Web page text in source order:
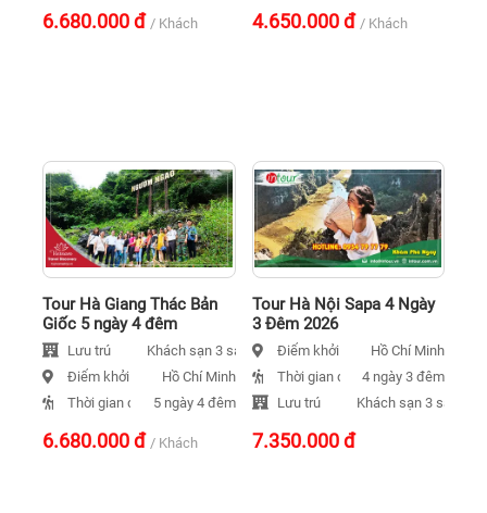
6.680.000đ / Khách 4.650.000đ / Khách
Tour Hà Giang Thác Bản
Giốc 5 ngày 4 đêm
Lưu trú
Khách sạn 3 sao
Điểm khởi hành Hồ Chí Minh
Thời gian đi
5 ngày 4 đêm
6.680.000đ / Khách
Tour Hà Nội Sapa 4 Ngày
3 Đêm 2026
Điểm khởi hànhHồ Chí Minh
Thời gian đi
4 ngày 3 đêm
Lưu trú
Khách sạn 3 sao
7.350.000đ